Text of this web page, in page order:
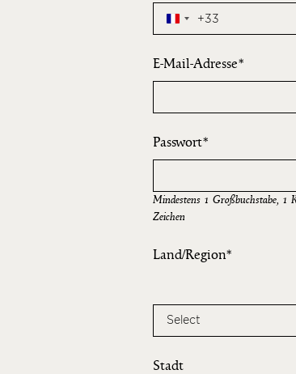
+33
E-Mail-Adresse
Passwort
Mindestens 1 Großbuchstabe, 1
Zeichen
Land/Region
Select
Stadt